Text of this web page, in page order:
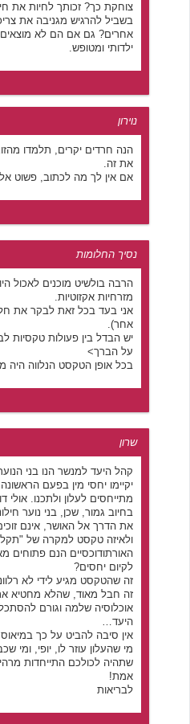
צוחקת כך? זכותך לחיות את
בשביל להרגיש מגניבה את
אחרים? גם אם הם לא מוצאים
ילדותי ומטופש.
נוירון
הנה חרדים יקרים, תלמדו
את זה.
אם אין לך מה לכתוב, פשוט
נסיך החלומות
הרבה בולשיט מוכנים לאכול
מזרחיות אקזוטיות.
אני בעד בכל זאת לבקר את
אחר).
יש הבדל בין פעולות טקסיות
על הברך>
בכל אופן הטקסט הנלווה היה
שרון
קהל היעד למנשר הנו בני
יקיימו יחסי מין בפעם
מתייחסים לעלון ולתכנו. אולי
את הדרך אל האושר, אינם
ולאיזה טקסט למקרה של
האורתודוכסיים הנם פתוחים
לקיום יחסים?
זה שהטקסט מגיע לידי לא
זה חבל מאוד, שהלא מחטיא
אוכלוסיה שלמה וגורם
היעד…
אין סיבה להביט על כך
מי שהעלון עוזר לו, יופי, ומי
שתהיה לכולכם התייחדות
אמת!
לבריאות